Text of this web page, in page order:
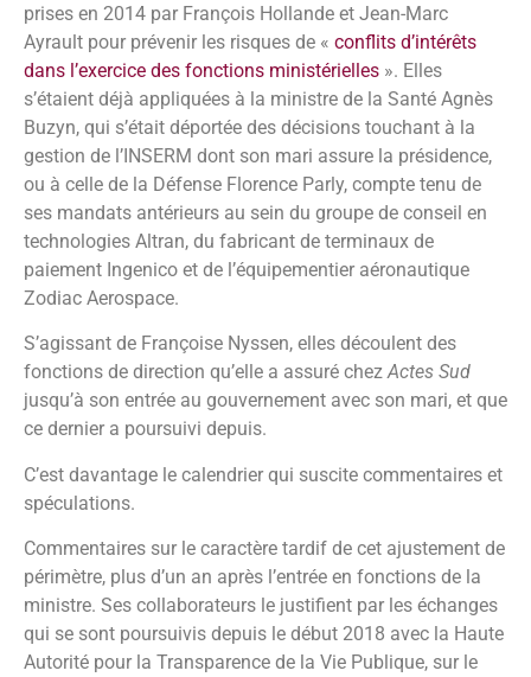
prises en 2014 par François Hollande et Jean-Marc
Ayrault pour prévenir les risques de « conflits d’intérêts
dans l’exercice des fonctions ministérielles ». Elles
s’étaient déjà appliquées à la ministre de la Santé Agnès
Buzyn, qui s’était déportée des décisions touchant à la
gestion de l’INSERM dont son mari assure la présidence,
ou à celle de la Défense Florence Parly, compte tenu de
ses mandats antérieurs au sein du groupe de conseil en
technologies Altran, du fabricant de terminaux de
paiement Ingenico et de l’équipementier aéronautique
Zodiac Aerospace.
S’agissant de Françoise Nyssen, elles découlent des
fonctions de direction qu’elle a assuré chezActes Sud
jusqu’à son entrée au gouvernement avec son mari, et que
ce dernier a poursuivi depuis.
C’est davantage le calendrier qui suscite commentaires et
spéculations.
Commentaires sur le caractère tardif de cet ajustement de
périmètre, plus d’un an après l’entrée en fonctions de la
ministre. Ses collaborateurs le justifient par les échanges
qui se sont poursuivis depuis le début 2018 avec la Haute
Autorité pour la Transparence de la Vie Publique, sur le